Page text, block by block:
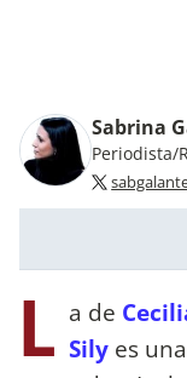
Sabrina
Periodista/
L a de
Sily es